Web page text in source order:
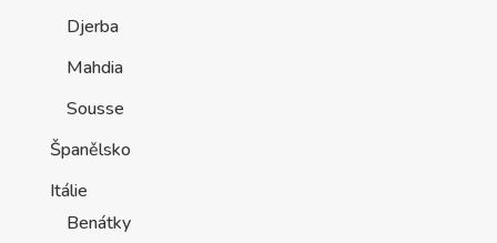
Djerba
Mahdia
Sousse
Španělsko
Itálie
Benátky